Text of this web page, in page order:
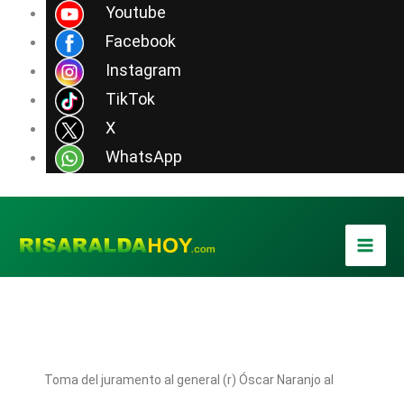
Youtube
Facebook
Instagram
TikTok
X
WhatsApp
contenido
Toma del juramento al general (r) Óscar Naranjo al